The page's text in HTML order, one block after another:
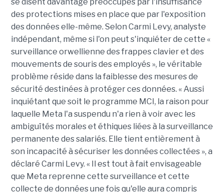
se disent davantage préoccupés par l'insuffisance
des protections mises en place que par l'exposition
des données elle-même. Selon Carmi Levy, analyste
indépendant, même si l'on peut s'inquiéter de cette «
surveillance orwellienne des frappes clavier et des
mouvements de souris des employés », le véritable
problème réside dans la faiblesse des mesures de
sécurité destinées à protéger ces données. « Aussi
inquiétant que soit le programme MCI, la raison pour
laquelle Meta l'a suspendu n'a rien à voir avec les
ambiguïtés morales et éthiques liées à la surveillance
permanente des salariés. Elle tient entièrement à
son incapacité à sécuriser les données collectées », a
déclaré Carmi Levy. « Il est tout à fait envisageable
que Meta reprenne cette surveillance et cette
collecte de données une fois qu'elle aura compris